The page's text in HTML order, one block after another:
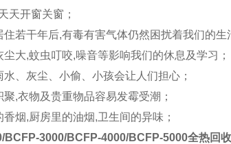
天开窗关窗；
住若干年后,有毒有害气体仍然困扰着我们的生
大,蚊虫叮咬,噪音等影响我们的休息及学习；
、灰尘、小偷、小孩会让人们担心；
聚,衣物及贵重物品容易发霉受潮；
烟,厨房里的油烟,卫生间的异味；
BCFP-3000/BCFP-4000/BCFP-5000全热回